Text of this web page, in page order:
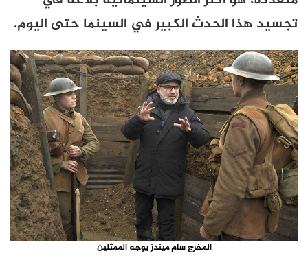
تجسيد هذا الحدث الكبير في السينما حتى اليوم.
المخرج سام ميندز يوجه الممثلين